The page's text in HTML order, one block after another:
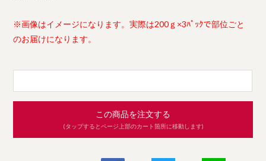
※画像はイメージになります。実際は200ｇ×3ﾊﾟｯｸで部位ごと
のお届けになります。
この商品を注文する
(タップするとページ上部のカート箇所に移動します)